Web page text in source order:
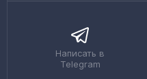
Написать в
Telegram